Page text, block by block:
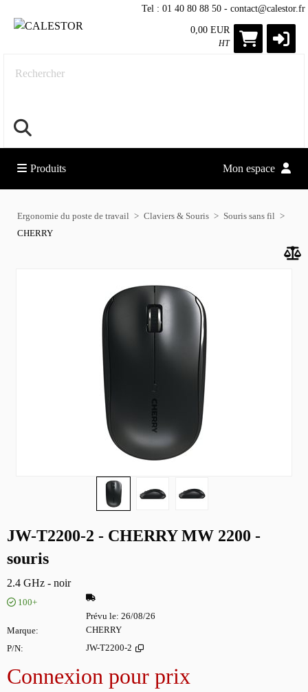
Tel : 01 40 80 88 50 - contact@calestor.fr
0,00 EUR
HT
Rechercher
Produits Mon espace
Ergonomie du poste de travail Claviers & Souris
Souris sans fil
CHERRY
JW-T2200-2 - CHERRY MW 2200 -
souris
2.4 GHz - noir
100+
Prévu le 26/08/26
Marque CHERRY
P/N JW-T2200-2
Connexion pour prix